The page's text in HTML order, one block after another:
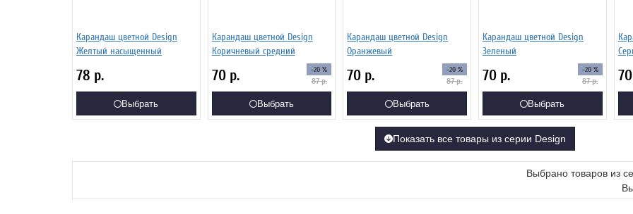
Карандаш цветной Design
Желтый насыщенный
78 р.
Выбрать
Карандаш цветной Design
Коричневый средний
70 р. -20 %
87р.
Выбрать
Карандаш цветной Design
Оранжевый
70 р. -20 %
87р.
Выбрать
Карандаш цветной Design
Зеленый
70 р. -20 %
87р.
Выбрать
70
Показать все товары из серии Design
Выбрано товаров из